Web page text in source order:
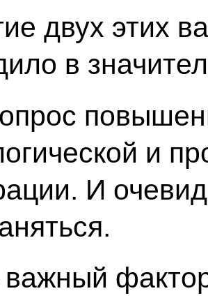
двух этих
в
и
И